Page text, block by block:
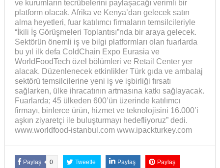
ve kurumların tecrübelerini paylaşacağı verimli bir
platform olacak. Afrika ve Kenya’dan gelecek satın
alma heyetleri, fuar katılımcı firmaların temsilcileriyle
“İkili İş Görüşmeleri Toplantısı”nda bir araya gelecek.
Sektörün önemli iş ve bilgi platformları olan fuarlarda
bu yıl ilk defa ColdChain Expo Eurasia ve
WorldFoodTech özel bölümleri ve Retail Center yer
alacak. Düzenlenecek etkinlikler Türk gıda ve ambalaj
sektörü temsilcilerine yeni iş ve işbirliği fırsatı
sağlarken, ülke ihracatının artmasına katkı sağlayacak.
Fuarlarda; 45 ülkeden 600’ün üzerinde katılımcı
firmayı, binlerce ürün, hizmet ve teknolojisini 16.000’i
aşkın ziyaretçi ile buluşturmayı hedefliyoruz” dedi.
www.worldfood-istanbul.com www.ipackturkey.com
Paylaş 0 Tweetle Paylaş Paylaş